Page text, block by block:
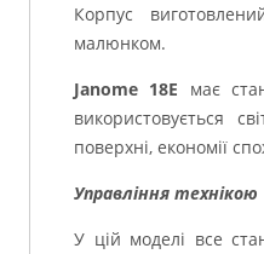
Корпус
малюнком.
Janome 18Е має
використовується
поверхні, економії
Управління технікою
У цій моделі все